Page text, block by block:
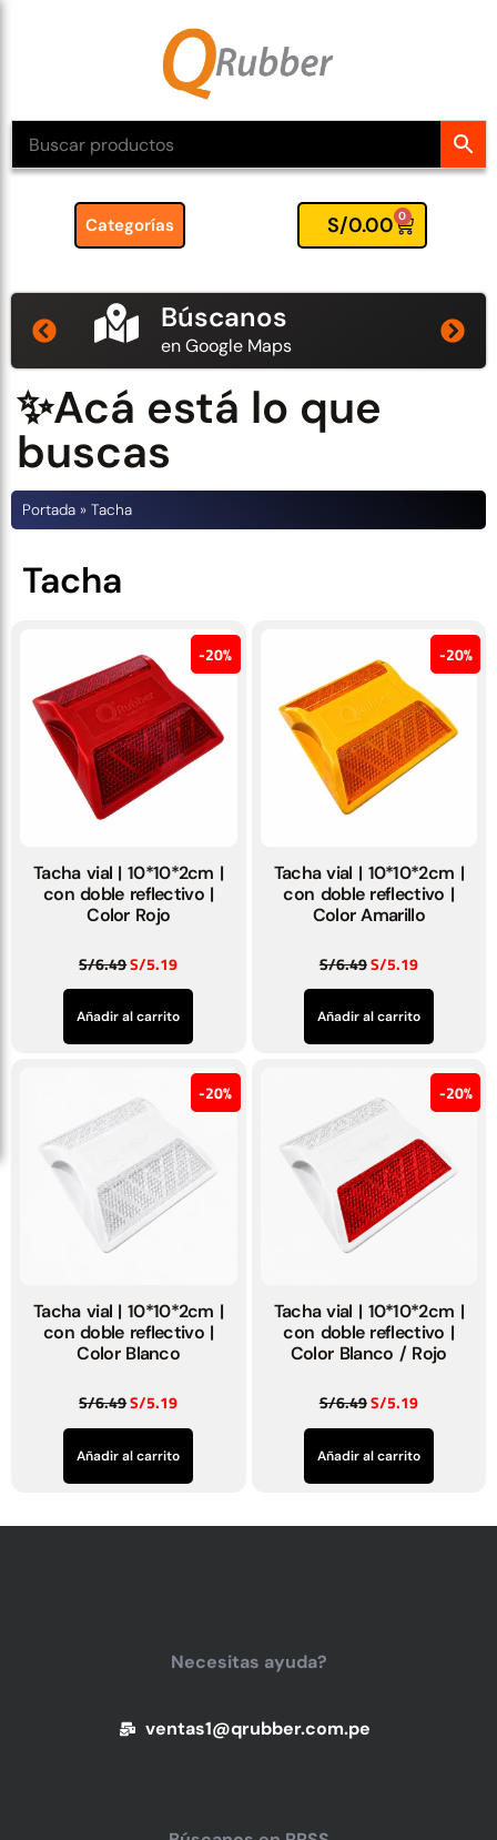
Categorías S/0.00 0
Búscanos
en Google Maps
✨Acá está lo que
buscas
Portada » Tacha
Tacha
20%
Tacha vial | 10*10*2cm |
con doble reflectivo |
Color Rojo
S/6.49S/5.19
Añadir al carrito
20%
Tacha vial | 10*10*2cm |
con doble reflectivo |
Color Amarillo
S/6.49S/5.19
Añadir al carrito
20%
Tacha vial | 10*10*2cm |
con doble reflectivo |
Color Blanco
S/6.49S/5.19
Añadir al carrito
20%
Tacha vial | 10*10*2cm |
con doble reflectivo |
Color Blanco / Rojo
S/6.49S/5.19
Añadir al carrito
Necesitas ayuda?
ventas1@qrubber.com.pe